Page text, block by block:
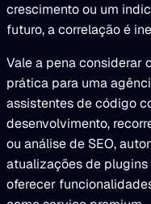
crescimento ou um
futuro, a correlação é
Vale a pena considerar
prática para uma
assistentes de código
desenvolvimento,
ou análise de SEO,
atualizações de plugins
oferecer